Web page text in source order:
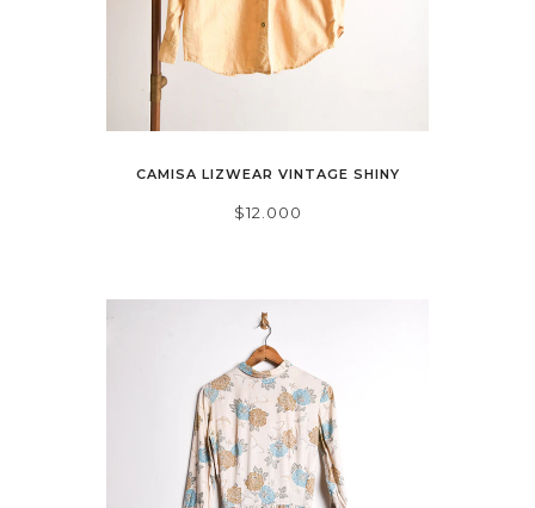
CAMISA LIZWEAR VINTAGE SHINY
$12.000